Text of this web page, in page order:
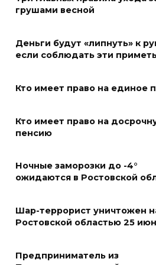
медицинской помощи с
участием федеральных
08 августа 2026 17:40
В Новочеркасске
Платовский
Это стало нашей
самодельные поилки
бездомных животных
грушами весной
Деньги будут «липнуть» к
если соблюдать эти
Кто имеет право на единое
Кто имеет право на
пенсию
Ночные заморозки до -4°
ожидаются в Ростовской
Шар-террорист уничтожен
Ростовской областью 25
Предприниматель из